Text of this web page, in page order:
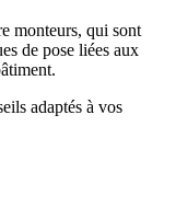
monteurs, qui sont
de pose liées aux
adaptés à vos